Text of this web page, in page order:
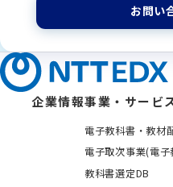
お問い
企業情報事業・サービ
電子教科書・教材
電子取次事業(電
教科書選定DB